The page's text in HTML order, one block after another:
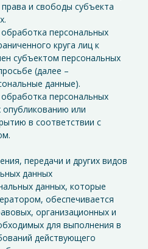
и свободы субъекта
персональных
круга лиц к
субъектом персональных
(далее –
данные).
персональных
или
в соответствии с
передачи и других видов
данных
данных, которые
обеспечивается
организационных и
для выполнения в
действующего